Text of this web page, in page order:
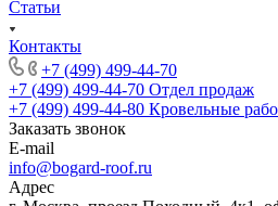
Статьи
Контакты
+7 (499) 499-44-70
+7 (499) 499-44-70 Отдел продаж
+7 (499) 499-44-80 Кровельные
Заказать звонок
E-mail
info@bogard-roof.ru
Адрес